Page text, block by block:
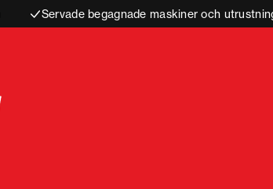
Servade begagnade maskiner och